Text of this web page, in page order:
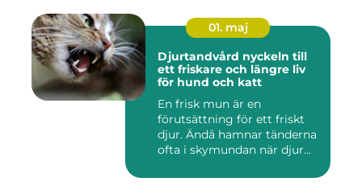
01. maj
Djurtandvård nyckeln till
ett friskare och längre liv
för hund och katt
En frisk mun är en
förutsättning för ett friskt
djur. Ändå hamnar tänderna
ofta i skymundan när djur...